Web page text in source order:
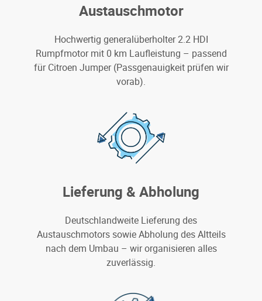
Austauschmotor
Hochwertig generalüberholter 2.2 HDI
Rumpfmotor mit 0 km Laufleistung – passend
für Citroen Jumper (Passgenauigkeit prüfen wir
vorab).
Lieferung & Abholung
Deutschlandweite Lieferung des
Austauschmotors sowie Abholung des Altteils
nach dem Umbau – wir organisieren alles
zuverlässig.